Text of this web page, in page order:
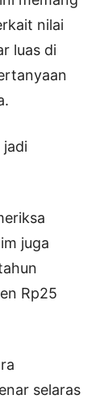
nilai
luas di
jadi
juga
Rp25
selaras